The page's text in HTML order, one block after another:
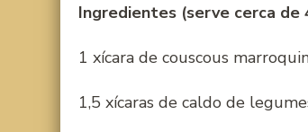
Ingredientes (serve cerca de
1 xícara de couscous
1,5 xícaras de caldo de